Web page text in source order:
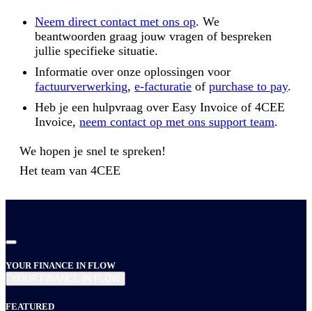
Neem direct contact met ons op. We
beantwoorden graag jouw vragen of bespreken
jullie specifieke situatie.
Informatie over onze oplossingen voor
factuurverwerking,e-facturatie ofpurchase to pay.
Heb je een hulpvraag over Easy Invoice of 4CEE
Invoice,neem contact op met ons support team.
We hopen je snel te spreken!
Het team van 4CEE
YOUR FINANCE IN FLOW
FEATURED